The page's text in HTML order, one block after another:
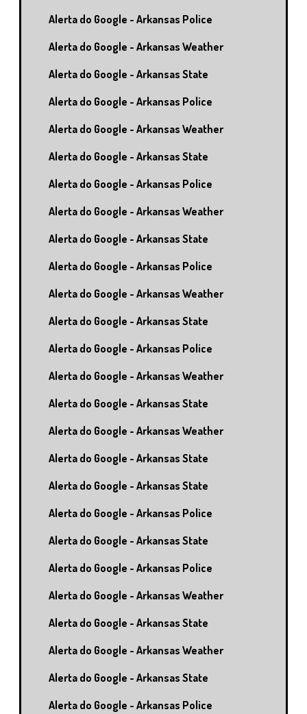
Alerta do Google - Arkansas Police
Alerta do Google - Arkansas Weather
Alerta do Google - Arkansas State
Alerta do Google - Arkansas Police
Alerta do Google - Arkansas Weather
Alerta do Google - Arkansas State
Alerta do Google - Arkansas Police
Alerta do Google - Arkansas Weather
Alerta do Google - Arkansas State
Alerta do Google - Arkansas Police
Alerta do Google - Arkansas Weather
Alerta do Google - Arkansas State
Alerta do Google - Arkansas Police
Alerta do Google - Arkansas Weather
Alerta do Google - Arkansas State
Alerta do Google - Arkansas Weather
Alerta do Google - Arkansas State
Alerta do Google - Arkansas State
Alerta do Google - Arkansas Police
Alerta do Google - Arkansas State
Alerta do Google - Arkansas Police
Alerta do Google - Arkansas Weather
Alerta do Google - Arkansas State
Alerta do Google - Arkansas Weather
Alerta do Google - Arkansas State
Alerta do Google - Arkansas Police